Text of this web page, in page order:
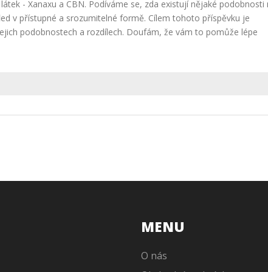
- Xanaxu a CBN. Podíváme se, zda existují nějaké podobnosti
v přístupné a srozumitelné formě. Cílem tohoto příspěvku je
podobnostech a rozdílech. Doufám, že vám to pomůže lépe
MENU
O nás